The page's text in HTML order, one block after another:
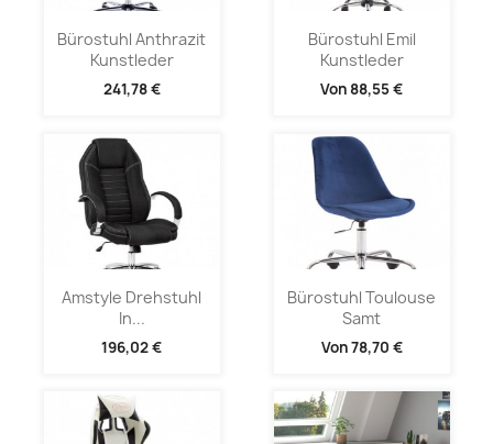
Bürostuhl Anthrazit
Kunstleder
241,78 €
Bürostuhl Emil
Kunstleder
Von 88,55 €
Amstyle Drehstuhl
In...
196,02 €
Bürostuhl Toulouse
Samt
Von78,70 €